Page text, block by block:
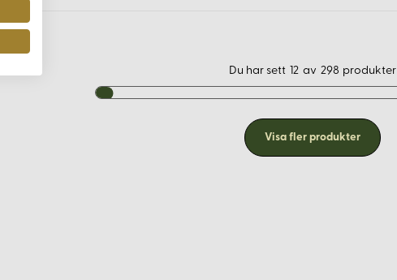
du gör ett större köp.
Du har sett 12 av 298 produkter
Visa fler produkter